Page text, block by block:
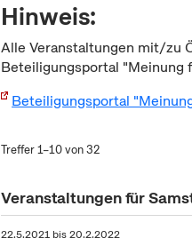
Hinweis:
Alle Veranstaltungen mit/zu
Beteiligungsportal "Meinung
Beteiligungsportal
Treffer 1–10 von 32
Veranstaltungen für
22.5.2021 bis20.2.2022